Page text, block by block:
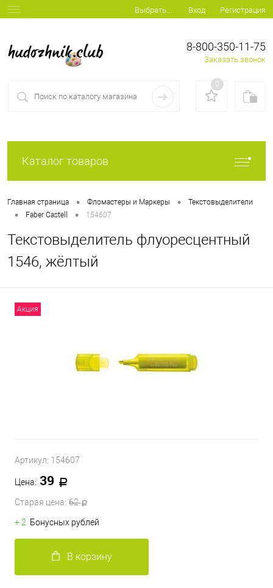
Выбрать... Вход Регистрация
8-800-350-11-75
Заказать звонок
0
Каталог товаров
Главная страница • Фломастеры и Маркеры • Текстовыделители
• Faber Castell • 154607
Текстовыделитель флуоресцентный
1546, жёлтый
Акция
Артикул: 154607
Цена: 39
Старая цена: 62
+ 2 Бонусных рублей
В корзину